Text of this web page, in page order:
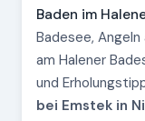
Baden im
Badesee,
am Halener
und
bei Emstek in